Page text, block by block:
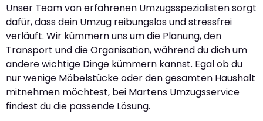
Unser Team von erfahrenen Umzugsspezialisten sorgt
dafür, dass dein Umzug reibungslos und stressfrei
verläuft. Wir kümmern uns um die Planung, den
Transport und die Organisation, während du dich um
andere wichtige Dinge kümmern kannst. Egal ob du
nur wenige Möbelstücke oder den gesamten Haushalt
mitnehmen möchtest, bei Martens Umzugsservice
findest du die passende Lösung.